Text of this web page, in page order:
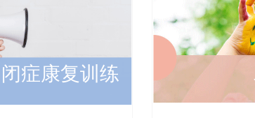
症康复训练